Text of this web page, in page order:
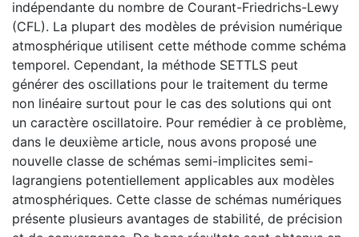
indépendante du nombre de Courant-Friedrichs-Lewy
(CFL). La plupart des modèles de prévision numérique
atmosphérique utilisent cette méthode comme schéma
temporel. Cependant, la méthode SETTLS peut
générer des oscillations pour le traitement du terme
non linéaire surtout pour le cas des solutions qui ont
un caractère oscillatoire. Pour remédier à ce problème,
dans le deuxième article, nous avons proposé une
nouvelle classe de schémas semi-implicites semi-
lagrangiens potentiellement applicables aux modèles
atmosphériques. Cette classe de schémas numériques
présente plusieurs avantages de stabilité, de précision